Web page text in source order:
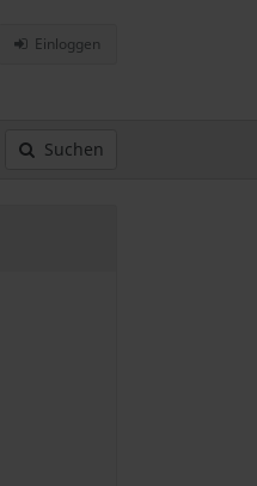
Einloggen
Suchen